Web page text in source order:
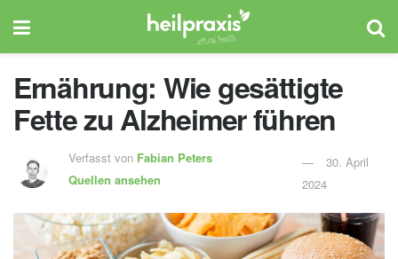
Ernährung: Wie gesättigte
Fette zu Alzheimer führen
Verfasst von Fabian Peters
Quellen ansehen
30. April
2024